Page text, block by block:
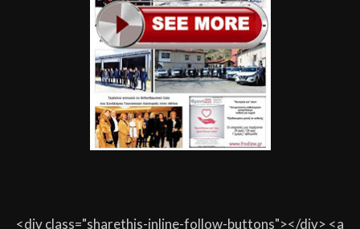
<div class="sharethis-inline-follow-buttons"></div> <a